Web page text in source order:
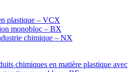
plastique – VCX
monobloc – BX
chimique – NX
chimiques en matière plastique avec